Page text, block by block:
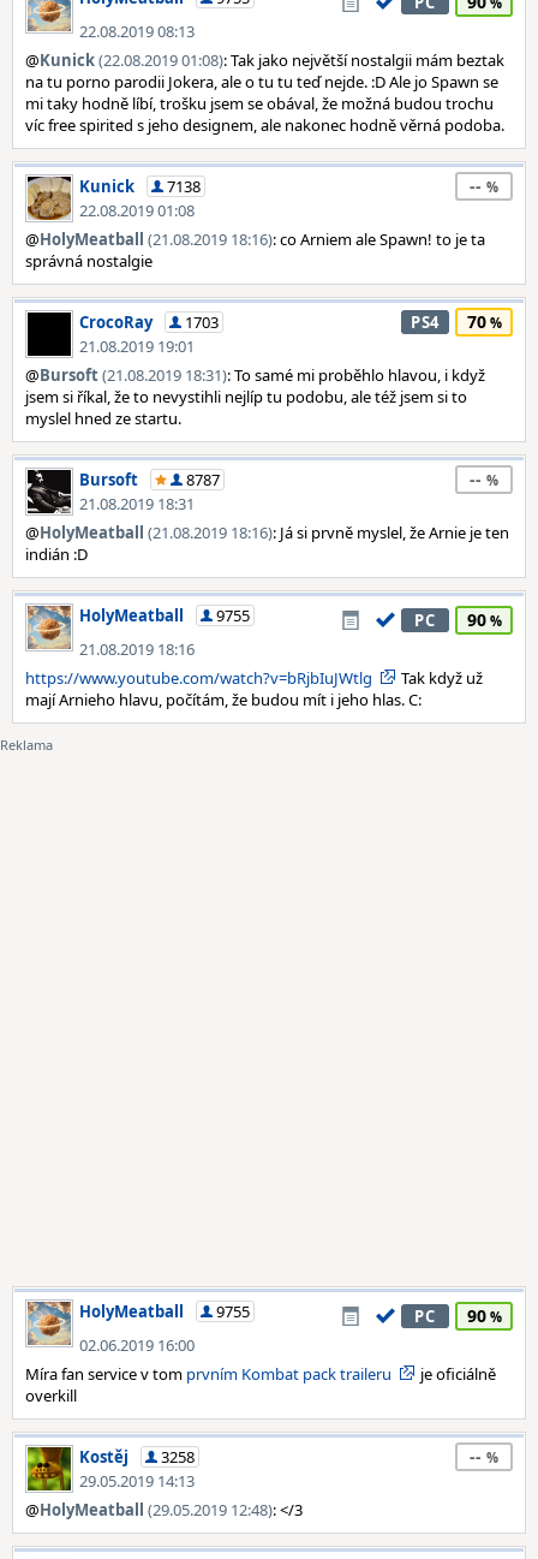
22.08.2019 08:13
@Kunick(22.08.2019 01:08): Tak jako největší nostalgii mám beztak
na tu porno parodii Jokera, ale o tu tu teď nejde. :D Ale jo Spawn se
mi taky hodně líbí, trošku jsem se obával, že možná budou trochu
víc free spirited s jeho designem, ale nakonec hodně věrná podoba.
Kunick
7138
22.08.2019 01:08
--
@HolyMeatball (21.08.2019 18:16): co Arniem ale Spawn! to je ta
správná nostalgie
CrocoRay
1703
21.08.2019 19:01
PS4 70
@Bursoft(21.08.2019 18:31): To samé mi proběhlo hlavou, i když
jsem si říkal, že to nevystihli nejlíp tu podobu, ale též jsem si to
myslel hned ze startu.
Bursoft
8787
21.08.2019 18:31
--
@HolyMeatball (21.08.2019 18:16): Já si prvně myslel, že Arnie je ten
indián :D
HolyMeatball
9755
21.08.2019 18:16
PC 90
https://www.youtube.com/watch?v=bRjbIuJWtlg
Tak když už
mají Arnieho hlavu, počítám, že budou mít i jeho hlas. C:
HolyMeatball
9755
02.06.2019 16:00
PC 90
Míra fan service v tom prvním Kombat pack traileru
je oficiálně
overkill
Kostěj
3258
29.05.2019 14:13
--
@HolyMeatball (29.05.2019 12:48): </3